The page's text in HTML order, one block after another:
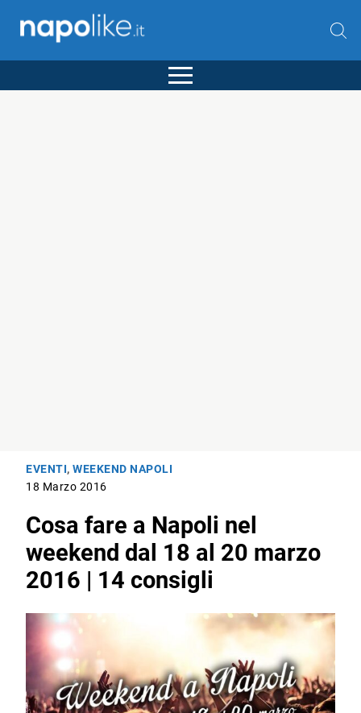
EVENTI,WEEKEND NAPOLI
18 Marzo 2016
Cosa fare a Napoli nel
weekend dal 18 al 20 marzo
2016 | 14 consigli